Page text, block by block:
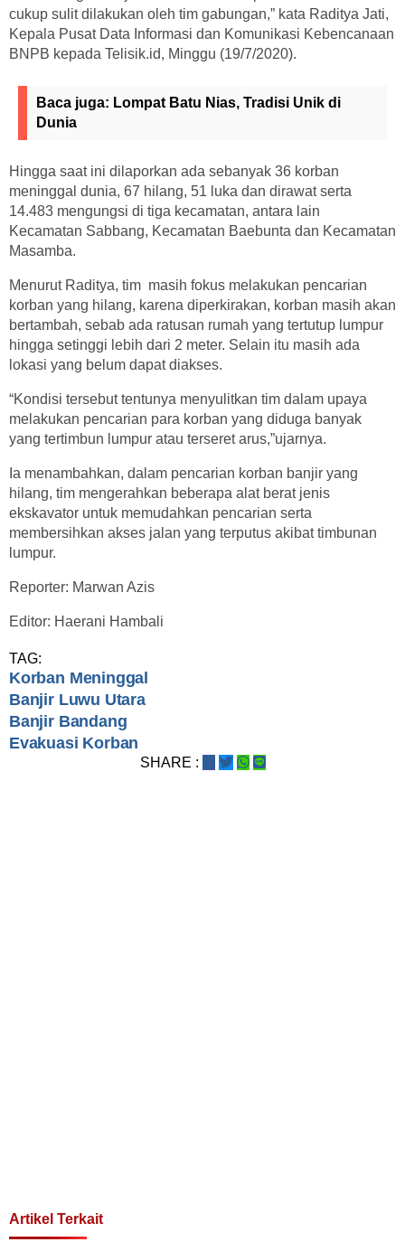
cukup sulit dilakukan oleh tim gabungan,” kata Raditya Jati,
Kepala Pusat Data Informasi dan Komunikasi Kebencanaan
BNPB kepada Telisik.id, Minggu (19/7/2020).
Baca juga: Lompat Batu Nias, Tradisi Unik di
Dunia
Hingga saat ini dilaporkan ada sebanyak 36 korban
meninggal dunia, 67 hilang, 51 luka dan dirawat serta
14.483 mengungsi di tiga kecamatan, antara lain
Kecamatan Sabbang, Kecamatan Baebunta dan Kecamatan
Masamba.
Menurut Raditya, tim masih fokus melakukan pencarian
korban yang hilang, karena diperkirakan, korban masih akan
bertambah, sebab ada ratusan rumah yang tertutup lumpur
hingga setinggi lebih dari 2 meter. Selain itu masih ada
lokasi yang belum dapat diakses.
“Kondisi tersebut tentunya menyulitkan tim dalam upaya
melakukan pencarian para korban yang diduga banyak
yang tertimbun lumpur atau terseret arus,”ujarnya.
Ia menambahkan, dalam pencarian korban banjir yang
hilang, tim mengerahkan beberapa alat berat jenis
ekskavator untuk memudahkan pencarian serta
membersihkan akses jalan yang terputus akibat timbunan
lumpur.
Reporter: Marwan Azis
Editor: Haerani Hambali
TAG:
Korban Meninggal
Banjir Luwu Utara
Banjir Bandang
Evakuasi Korban
SHARE :
Artikel Terkait